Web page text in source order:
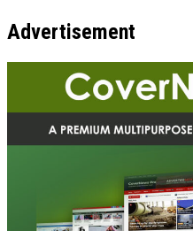
Advertisement